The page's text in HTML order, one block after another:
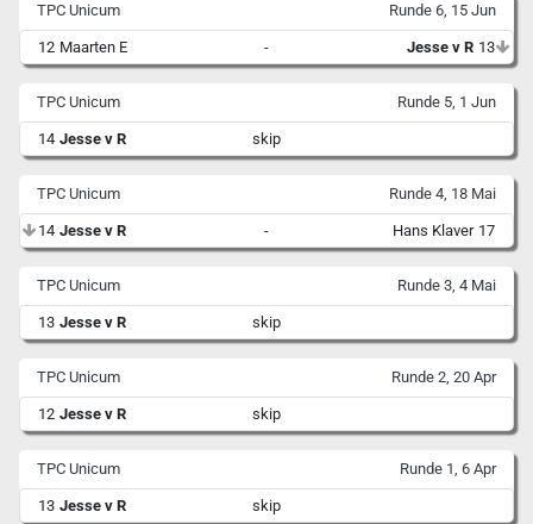
TPC Unicum Runde 6, 15 Jun
12 Maarten E - Jesse v R 13
TPC Unicum Runde 5, 1 Jun
14 Jesse v R skip
TPC Unicum Runde 4, 18 Mai
14 Jesse v R - Hans Klaver 17
TPC Unicum Runde 3, 4 Mai
13 Jesse v R skip
TPC Unicum Runde 2, 20 Apr
12 Jesse v R skip
TPC Unicum Runde 1, 6 Apr
13 Jesse v R skip